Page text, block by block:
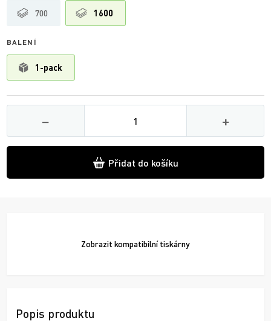
700 1600
BALENÍ
1-pack
−
Množství
+
Přidat do košíku
Zobrazit kompatibilní tiskárny
Popis produktu